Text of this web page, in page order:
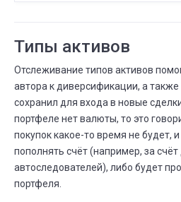
119
ФЕВР.
10 Существует дней
7 месяцев ⟶
10
8
ФЕВР.
10 Всего сделок
22 ЯНВ.
109 ⟶
10
119
Типы активов
Отслеживание типов активов
автора к диверсификации, а
сохранил для входа в новые
портфеле нет валюты, то это
покупок какое-то время не будет,
пополнять счёт (например, за
автоследователей), либо будет
портфеля.